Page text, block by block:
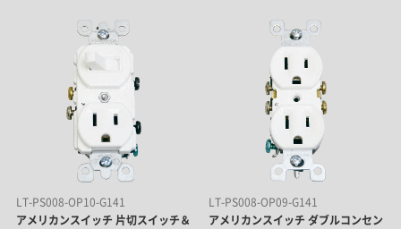
LT-PS008-OP10-G141
アメリカンスイッチ 片切スイッチ＆
LT-PS008-OP09-G141
アメリカンスイッチ ダブルコンセン